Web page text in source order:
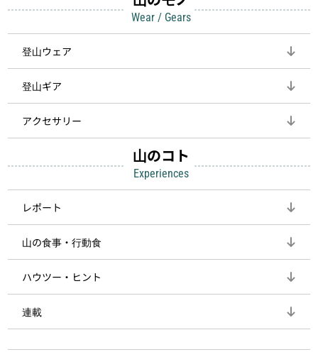
Wear / Gears
登山ウェア
登山ギア
アクセサリー
山のコト
Experiences
レポート
山の食事・行動食
ハウツー・ヒント
連載